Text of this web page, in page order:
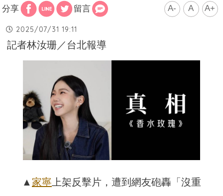
分享 留言 A- A A+
2025/07/31 19:11
記者林汝珊／台北報導
▲ 家寧上架反擊片，遭到網友砲轟「沒重